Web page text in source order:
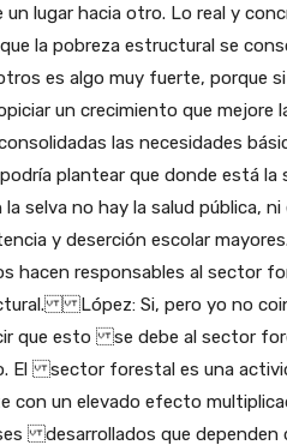
un lugar hacia otro. Lo real y
la pobreza estructural se
es algo muy fuerte, porque
un crecimiento que mejore
las necesidades
plantear que donde está la
la selva no hay la salud pública,
y deserción escolar
hacen responsables al sector
López: Si, pero yo no
que esto se debe al sector
El sector forestal es una
con un elevado efecto
desarrollados que dependen